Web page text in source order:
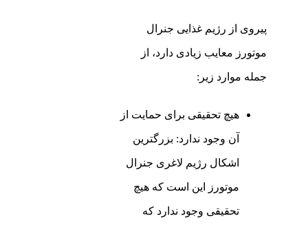
پیروی از رژیم غذایی جنرال
موتورز معایب زیادی دارد، از
جمله موارد زیر:
هیچ تحقیقی برای حمایت از
آن وجود ندارد: بزرگترین
اشکال رژیم لاغری جنرال
موتورز این است که هیچ
تحقیقی وجود ندارد که